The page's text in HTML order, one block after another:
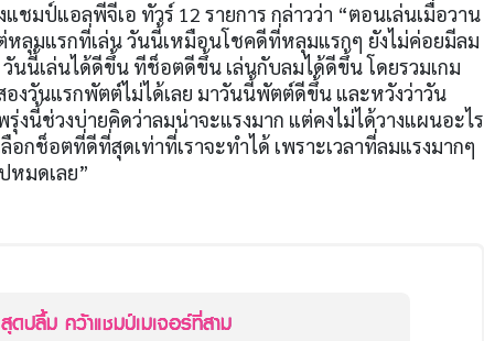
แชมป์แอลพีจีเอ ทัวร์ 12 รายการ กล่าวว่า “ตอนเล่นเมื่อวาน
หลุมแรกที่เล่น วันนี้เหมือนโชคดีที่หลุมแรกๆ ยังไม่ค่อยมีลม
นนี้เล่นได้ดีขึ้น ทีช็อตดีขึ้น เล่นกับลมได้ดีขึ้น โดยรวมเกม
สองวันแรกพัตต์ไม่ได้เลย มาวันนี้พัตต์ดีขึ้น และหวังว่าวัน
งนี้ช่วงบ่ายคิดว่าลมน่าจะแรงมาก แต่คงไม่ได้วางแผนอะไร
อกช็อตที่ดีที่สุดเท่าที่เราจะทำได้ เพราะเวลาที่ลมแรงมากๆ
หมดเลย”
ดปลื้ม คว้าแชมป์เมเจอร์ที่สาม